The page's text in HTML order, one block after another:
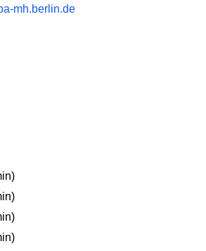
mh.berlin.de